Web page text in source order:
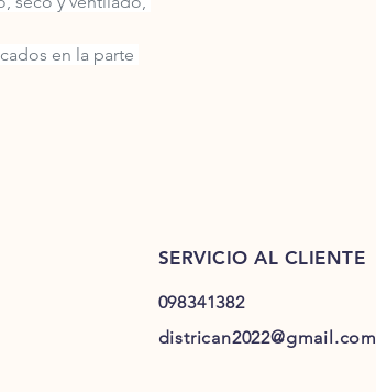
en la parte
SERVICIO AL CLIENTE
098341382
districan2022@gmail.com